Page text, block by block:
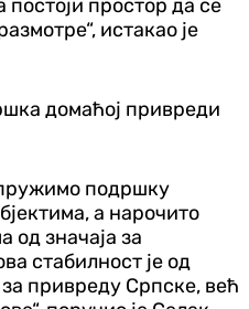
постоји простор да се
истакао је
домаћој привреди
подршку
а нарочито
од значаја за
стабилност је од
привреду Српске, већ